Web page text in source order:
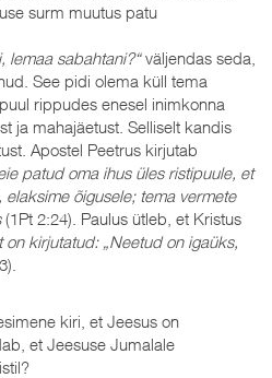
surm muutus patu
lemaa sabahtani?“väljendas seda,
See pidi olema küll tema
rippudes enesel inimkonna
ja mahajäetust. Selliselt kandis
Apostel Peetrus kirjutab
patud oma ihus üles ristipuule, et
õigusele; tema vermete
(1Pt 2:24). Paulus ütleb, et Kristus
kirjutatud: „Neetud on igaüks,
kiri, et Jeesus on
et Jeesuse Jumalale